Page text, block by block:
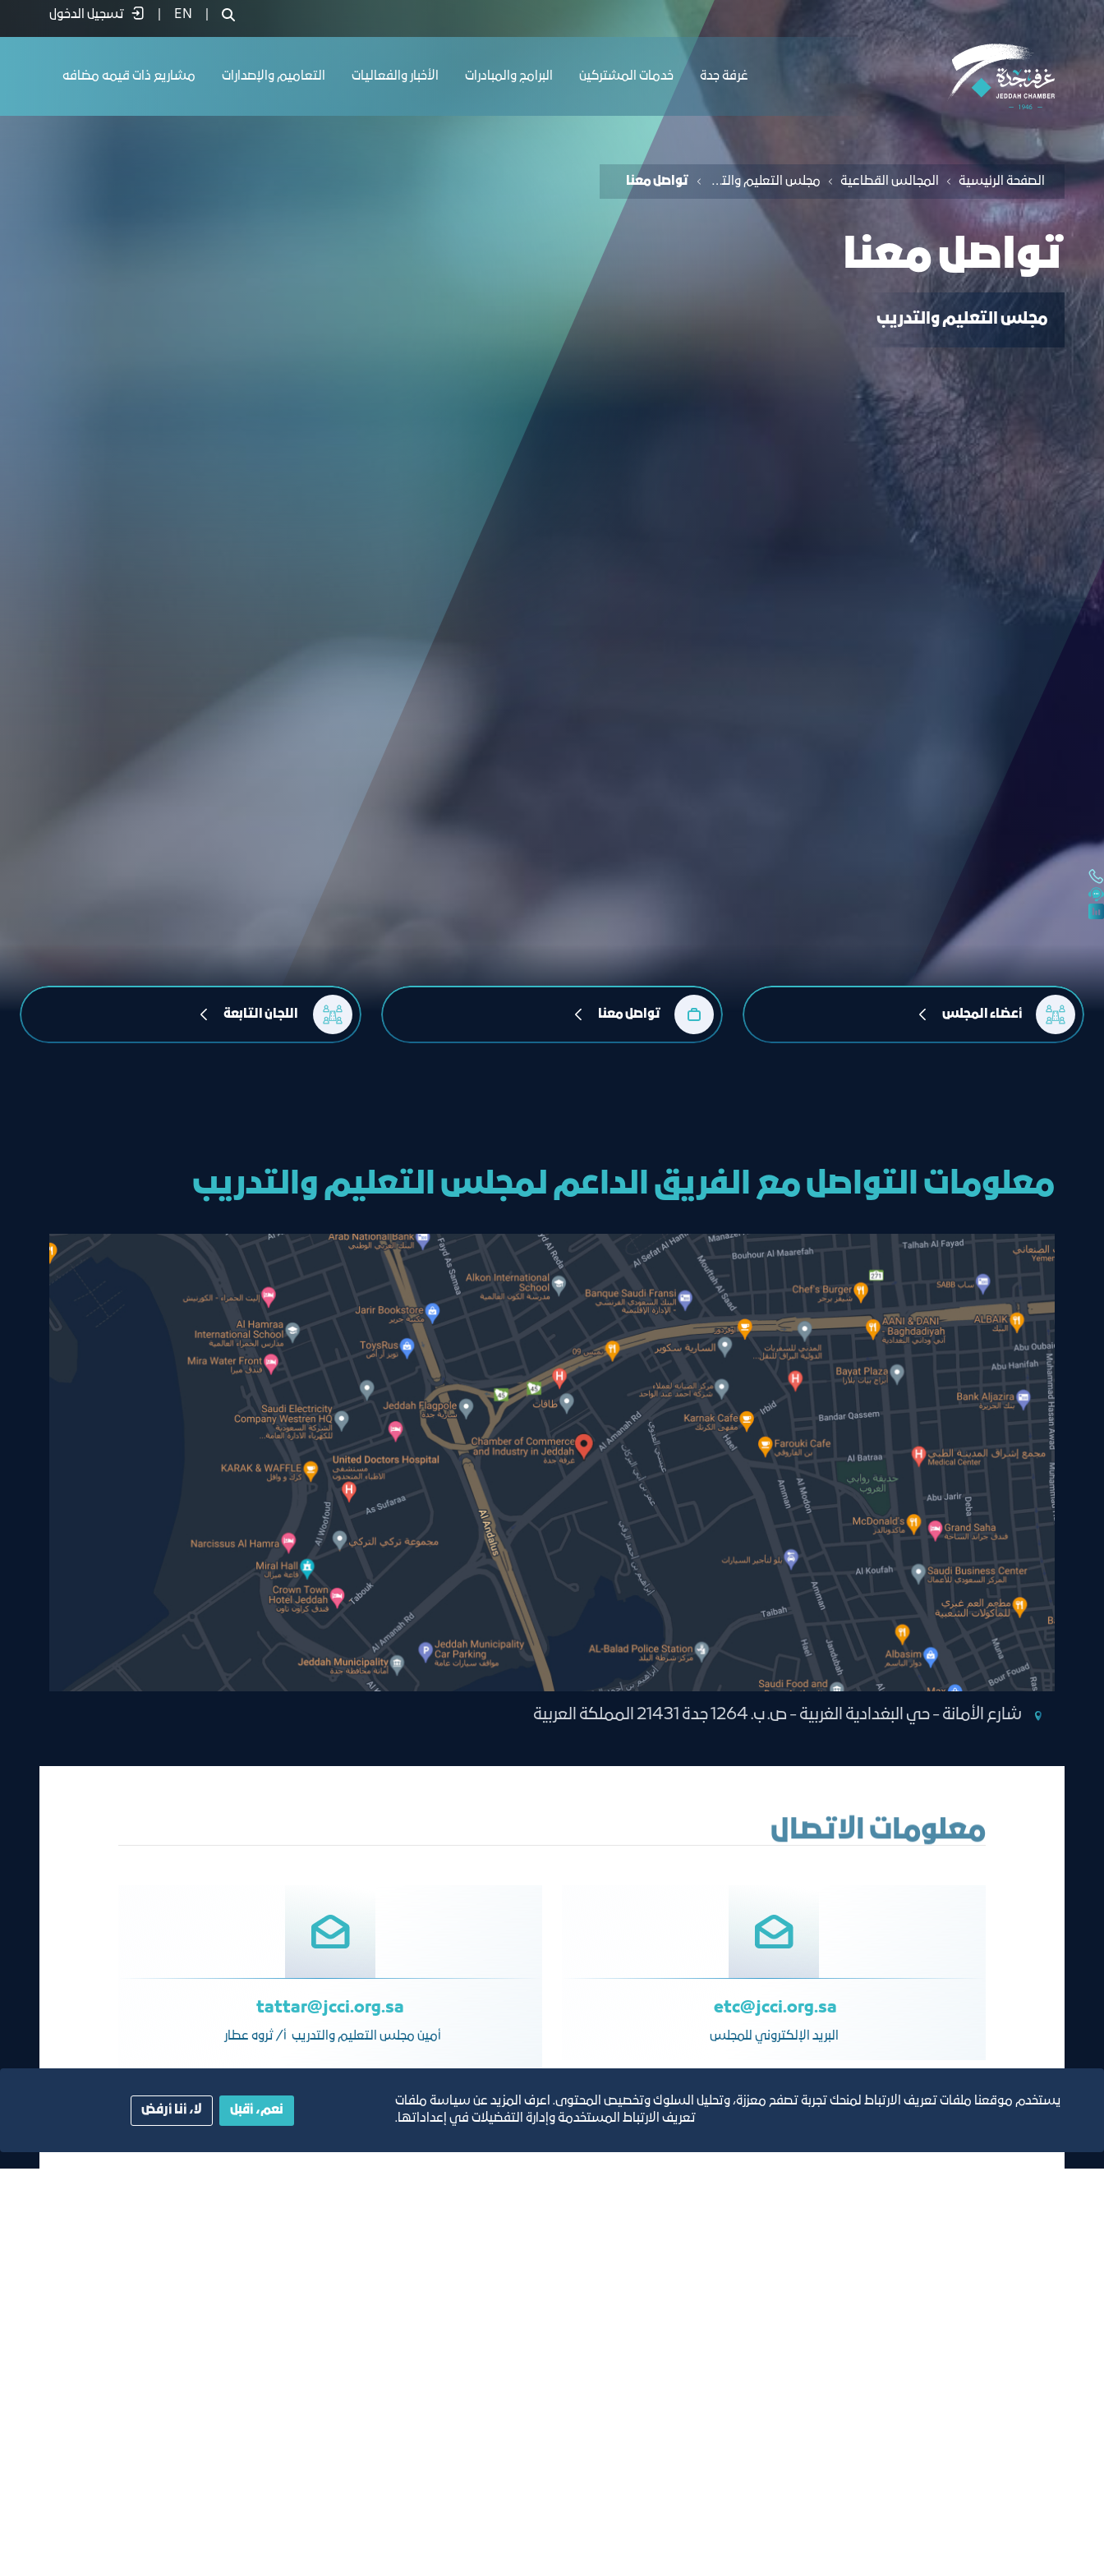
الملاحة
التخطي للمحتوى
تواصل معنا - غرفة جدة EN تسجيل الدخول
ﻏﺮﻓﺔ ﺟﺪة ﺧﺪﻣﺎت المشتركين البرامج والمبادرات الأخبار والفعاليات التعاميم والإصدارات مشاريع ذات قيمه مضافه
الصفحة الرئيسية اﻟﻤﺠﺎﻟﺲ اﻟﻘﻄﺎﻋﯿﺔ مجلس التعليم والتدريب تواصل معنا
تواصل معنا
مجلس التعليم والتدريب
أعضاء المجلس تواصل معنا اللجان التابعة
معلومات التواصل مع الفريق الداعم لمجلس التعليم والتدريب
شارع الأمانة - حي البغدادية الغربية - ص. ب. 1264 جدة 21431 المملكة العربية
معلومات الاتصال
etc@jcci.org.sa
البريد الإلكتروني للمجلس
tattar@jcci.org.sa
أمين مجلس التعليم والتدريب أ/ ثروه عطار
يستخدم موقعنا ملفات تعريف الارتباط لمنحك تجربة تصفح معززة، وتحليل السلوك وتخصيص المحتوى. اعرف المزيد عن سياسة ملفات
تعريف الارتباط المستخدمة وإدارة التفضيلات في إعداداتها.
نعم، أقبل لا، أنا أرفض